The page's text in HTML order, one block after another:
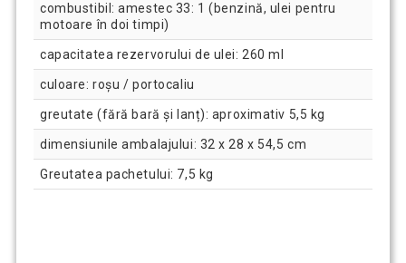
combustibil: amestec 33: 1 (benzină, ulei pentru
motoare în doi timpi)
capacitatea rezervorului de ulei: 260 ml
culoare: roșu / portocaliu
greutate (fără bară și lanț): aproximativ 5,5 kg
dimensiunile ambalajului: 32 x 28 x 54,5 cm
Greutatea pachetului: 7,5 kg